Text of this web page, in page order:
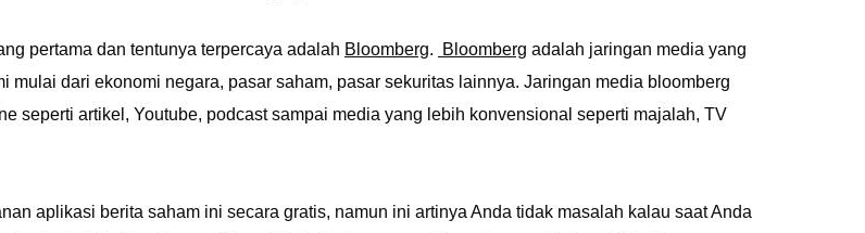
pertama dan tentunya terpercaya adalah Bloomberg. Bloomberg adalah jaringan media yang
mulai dari ekonomi negara, pasar saham, pasar sekuritas lainnya. Jaringan media bloomberg
seperti artikel, Youtube, podcast sampai media yang lebih konvensional seperti majalah, TV
aplikasi berita saham ini secara gratis, namun ini artinya Anda tidak masalah kalau saat Anda